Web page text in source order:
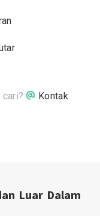
cari?
Kontak
Luar Dalam